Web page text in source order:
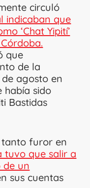
circuló
indicaban que
‘Chat Yipití’
que
de la
agosto en
había sido
Bastidas
tanto furor en
tuvo que salir a
de un
sus cuentas